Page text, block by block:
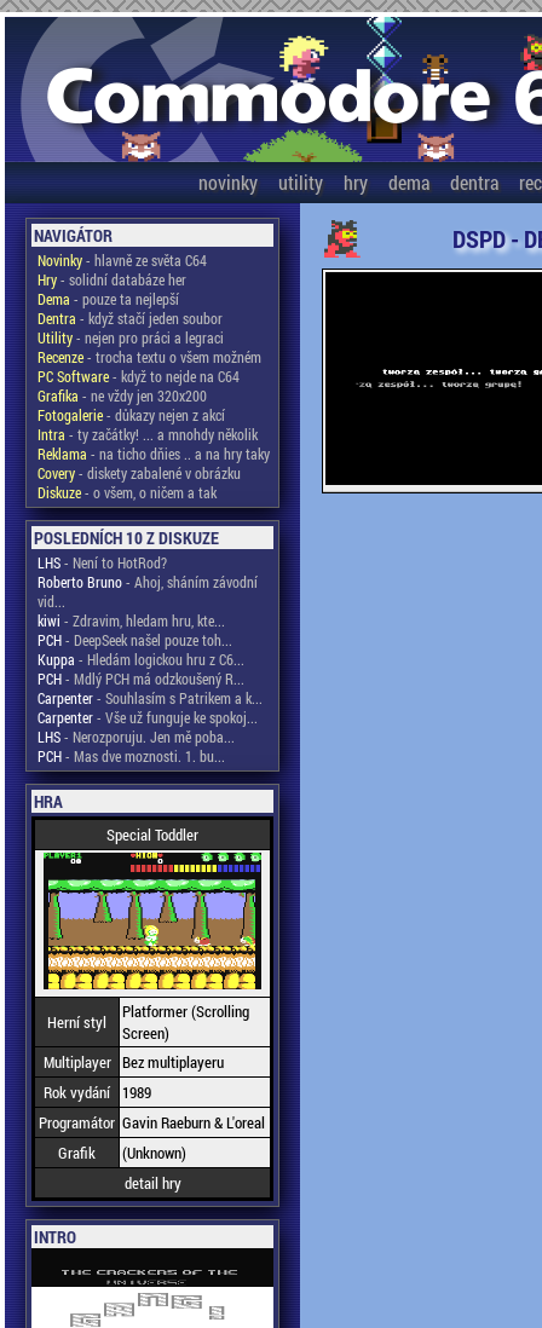
novinky utility hry dema dentra
NAVIGÁTOR
Novinky- hlavně ze světa C64
Hry- solidní databáze her
Dema - pouze ta nejlepší
Dentra - když stačí jeden soubor
Utility- nejen pro práci a legraci
Recenze- trocha textu o všem možném
PC Software- když to nejde na C64
Grafika - ne vždy jen 320x200
Fotogalerie- důkazy nejen z akcí
Intra - ty začátky! ... a mnohdy několik
Reklama - na ticho dňies .. a na hry taky
Covery- diskety zabalené v obrázku
Diskuze- o všem, o ničem a tak
POSLEDNÍCH 10 Z DISKUZE
LHS- Není to HotRod?
Roberto Bruno- Ahoj, sháním závodní
vid...
kiwi - Zdravim, hledam hru, kte...
PCH- DeepSeek našel pouze toh...
Kuppa - Hledám logickou hru z C6...
PCH- Mdlý PCH má odzkoušený R...
Carpenter- Souhlasím s Patrikem a k...
Carpenter- Vše už funguje ke spokoj...
LHS- Nerozporuju. Jen mě poba...
PCH- Mas dve moznosti. 1. bu...
HRA
Special Toddler
Herní styl
Platformer (Scrolling
Screen)
Multiplayer Bez multiplayeru
Rok vydání
1989
Programátor Gavin Raeburn & L'oreal
Grafik
(Unknown)
detail hry
INTRO
DSPD -